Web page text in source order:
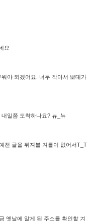
요
야 되겠어요. 너무 작아서 뽀대가
일쯤 도착하나요? 뉴_뉴
전 글을 뒤져볼 겨를이 없어서T_T
옛날에 알게 된 주소를 확인할 겨